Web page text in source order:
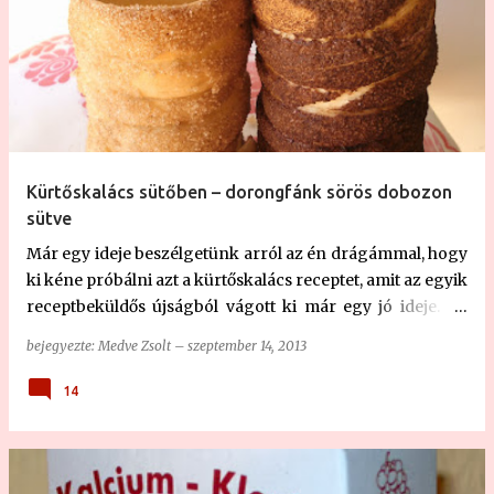
Kürtőskalács sütőben – dorongfánk sörös dobozon
sütve
Már egy ideje beszélgetünk arról az én drágámmal, hogy
ki kéne próbálni azt a kürtőskalács receptet, amit az egyik
receptbeküldős újságból vágott ki már egy jó ideje. De
szeretjük a kürtőskalácsot. Mivel a kivágott recepten már
nem látszik, melyik újságból van, így azt sajnos nem
szerkesztőségébe, ezúton is köszönjük neki, mert
bejegyezte:Medve Zsolt – szeptember 14, 2013
14